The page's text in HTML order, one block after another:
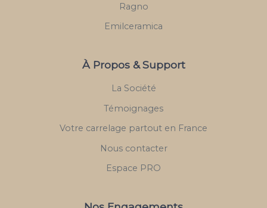
Ragno
Emilceramica
À Propos & Support
La Société
Témoignages
Votre carrelage partout en France
Nous contacter
Espace PRO